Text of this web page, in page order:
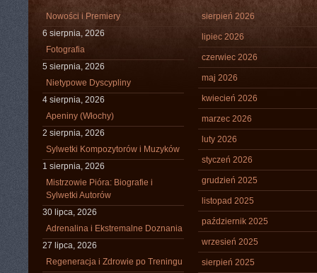
Nowości i Premiery
6 sierpnia, 2026
Fotografia
5 sierpnia, 2026
Nietypowe Dyscypliny
4 sierpnia, 2026
Apeniny (Włochy)
2 sierpnia, 2026
Sylwetki Kompozytorów i Muzyków
1 sierpnia, 2026
Mistrzowie Pióra: Biografie i
Sylwetki Autorów
30 lipca, 2026
Adrenalina i Ekstremalne Doznania
27 lipca, 2026
Regeneracja i Zdrowie po Treningu
sierpień 2026
lipiec 2026
czerwiec 2026
maj 2026
kwiecień 2026
marzec 2026
luty 2026
styczeń 2026
grudzień 2025
listopad 2025
październik 2025
wrzesień 2025
sierpień 2025